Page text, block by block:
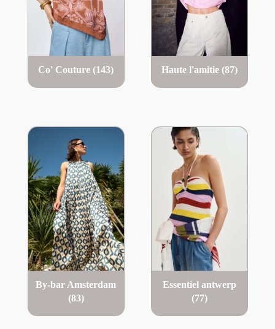
Co' Couture (143) Haute l'amitie (87)
By-bar Amsterdam
(83)
Essentiel antwerp
(77)